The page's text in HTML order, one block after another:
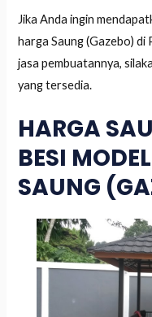
Jika Anda ingin
harga Saung (Gazebo)
jasa pembuatannya,
yang tersedia.
HARGA
BESI
SAUNG